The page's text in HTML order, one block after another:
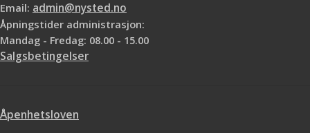
Email: admin@nysted.no
Åpningstider administrasjon:
Mandag - Fredag: 08.00 - 15.00
Salgsbetingelser
Åpenhetsloven